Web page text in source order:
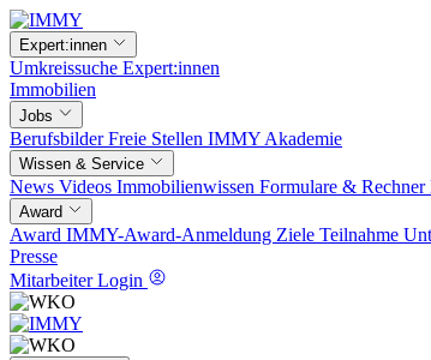
Expert:innen
Umkreissuche Expert:innen
Immobilien
Jobs
BerufsbilderFreie Stellen IMMY Akademie
Wissen & Service
News Videos Immobilienwissen Formulare & Rechner
Award
Award IMMY-Award-Anmeldung Ziele Teilnahme
Presse
Mitarbeiter Login